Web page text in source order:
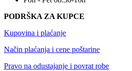
PODRŠKA ZA KUPCE
Kupovina i plaćanje
Način plaćanja i cene poštarine
Pravo na odustajanje i povrat robe